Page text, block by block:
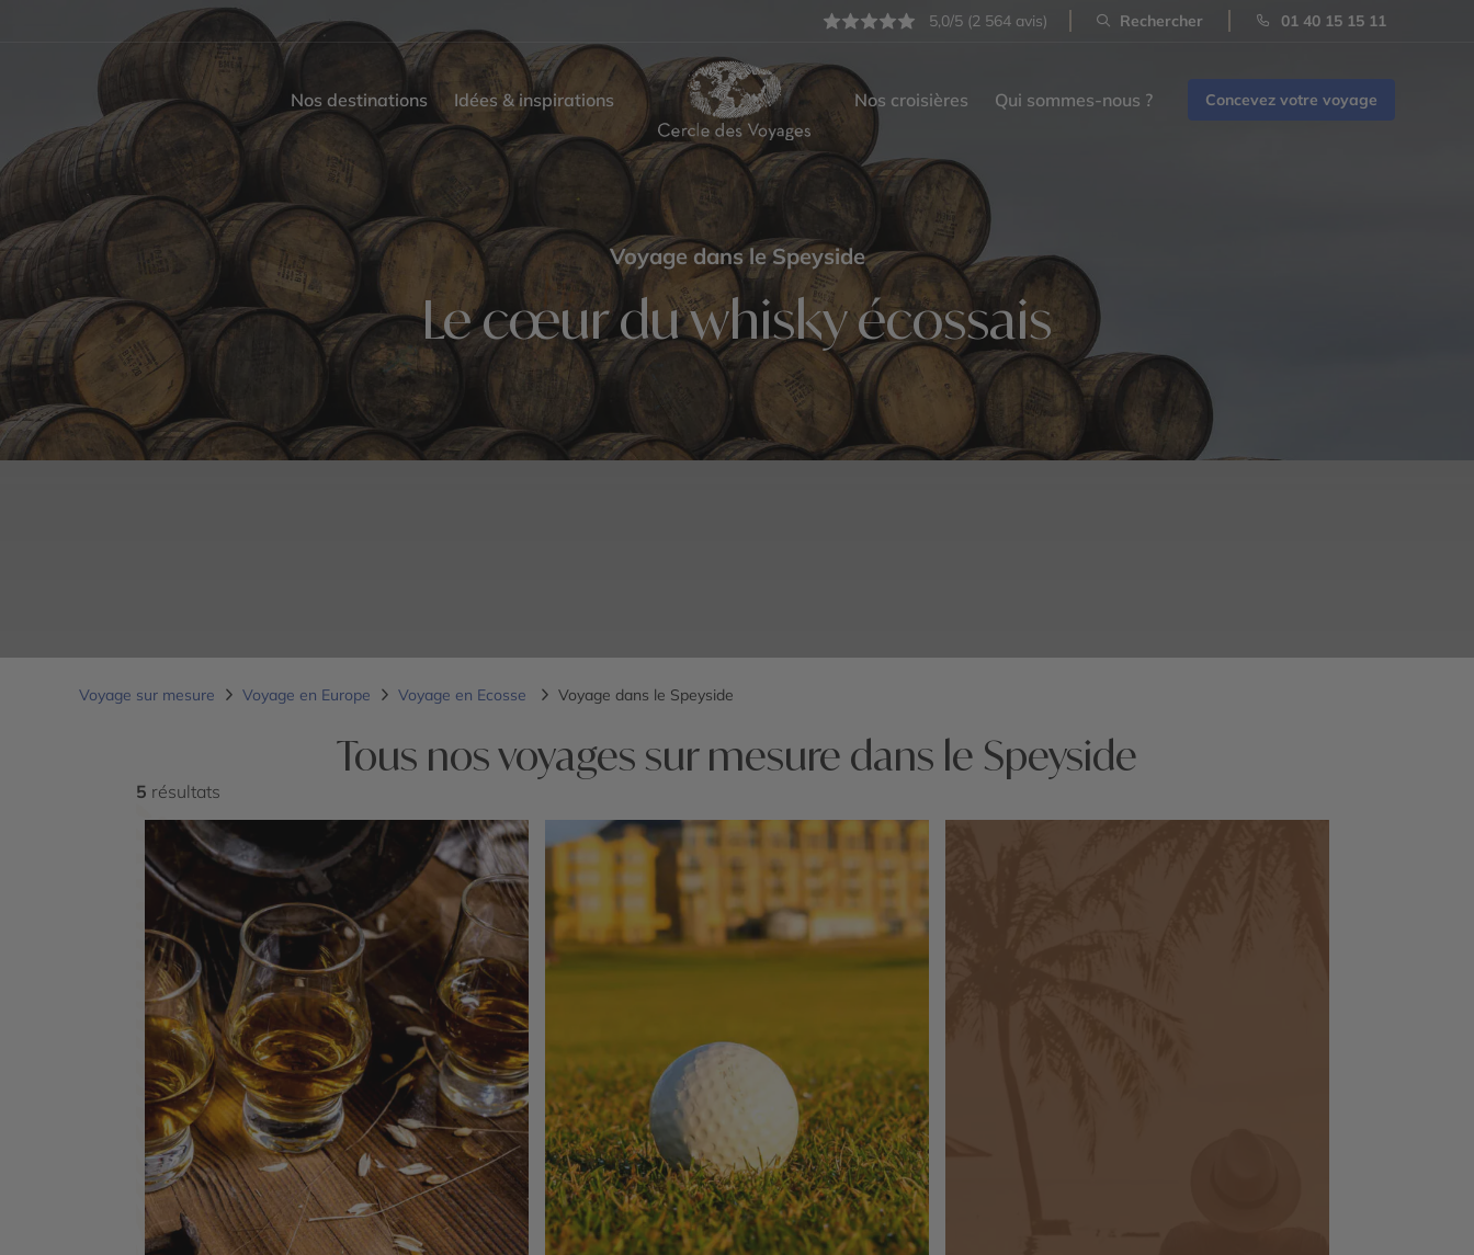
5,0/5 (2 564 avis) Rechercher 01 40 15 15 11
Nos destinations Idées & inspirations Nos croisières Qui sommes-nous ? Concevez votre voyage
Voyage dans le Speyside
Le cœur du whisky écossais
Voyage sur mesure Voyage en Europe Voyage en Ecosse Voyage dans le Speyside
Tous nos voyages sur mesure dans le Speyside
5 résultats